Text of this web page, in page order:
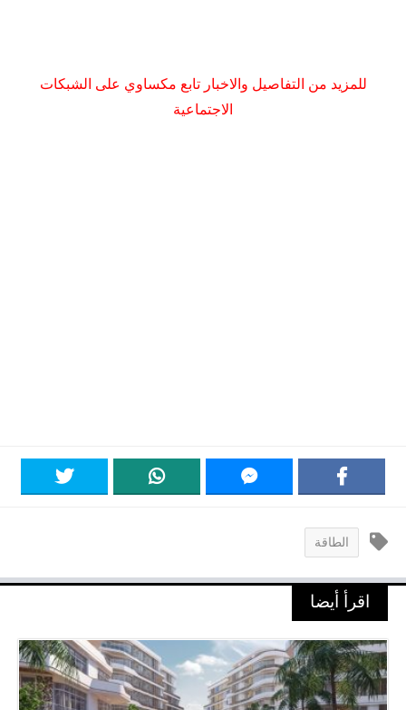
للمزيد من التفاصيل والاخبار تابع مكساوي على الشبكات
الاجتماعية
الطاقة
اقرأ أيضا